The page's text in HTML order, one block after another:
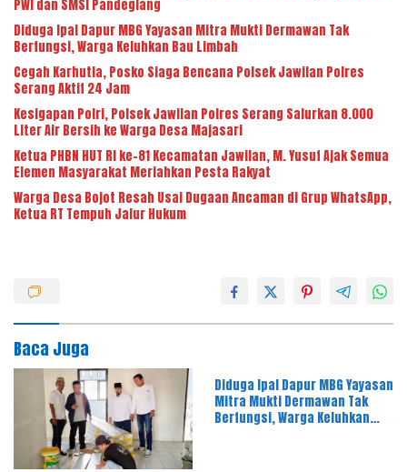
PWI dan SMSI Pandeglang
Diduga Ipal Dapur MBG Yayasan Mitra Mukti Dermawan Tak
Berfungsi, Warga Keluhkan Bau Limbah
Cegah Karhutla, Posko Siaga Bencana Polsek Jawilan Polres
Serang Aktif 24 Jam
Kesigapan Polri, Polsek Jawilan Polres Serang Salurkan 8.000
Liter Air Bersih ke Warga Desa Majasari
Ketua PHBN HUT RI ke-81 Kecamatan Jawilan, M. Yusuf Ajak Semua
Elemen Masyarakat Meriahkan Pesta Rakyat
Warga Desa Bojot Resah Usai Dugaan Ancaman di Grup WhatsApp,
Ketua RT Tempuh Jalur Hukum
Baca Juga
Diduga Ipal Dapur MBG Yayasan
Mitra Mukti Dermawan Tak
Berfungsi, Warga Keluhkan